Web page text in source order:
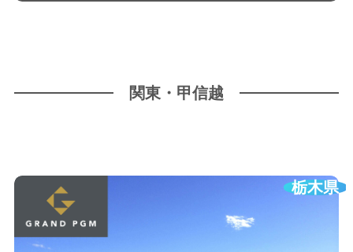
関東・甲信越
栃木県